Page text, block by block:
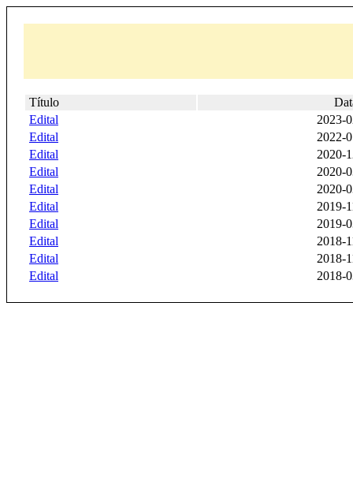
Título
Edital
2023-
Edital
2022-
Edital
2020-
Edital
2020-
Edital
2020-
Edital
2019-
Edital
2019-
Edital
2018-
Edital
2018-
Edital
2018-